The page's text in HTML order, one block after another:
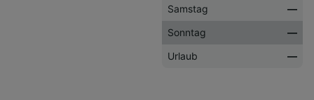
Samstag
—
Sonntag
—
Urlaub
—